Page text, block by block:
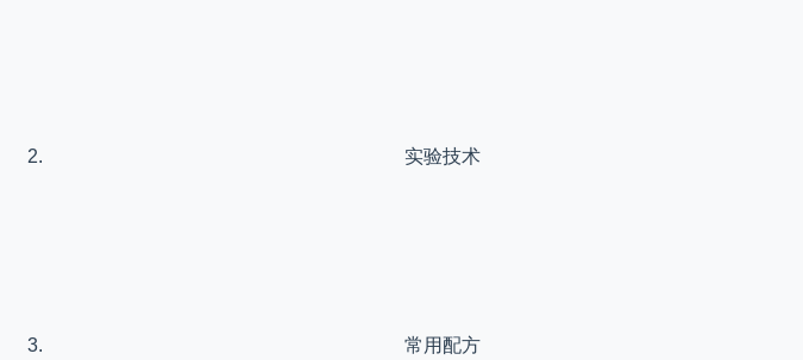
实验技术
常用配方